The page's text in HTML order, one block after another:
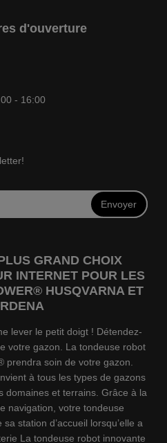
d'ouverture
- 16:00
Envoyer
GRAND CHOIX
INTERNET POUR LES
HUSQVARNA ET
lever le petit doigt ! Détendez-
votre gazon. La tondeuse robot
prendra soin de votre gazon.
à tous les types de gazons
domaines et terrains. Grâce à la
navigation, votre tondeuse
station d’accueil lorsqu’elle a
La tondeuse robot innovante